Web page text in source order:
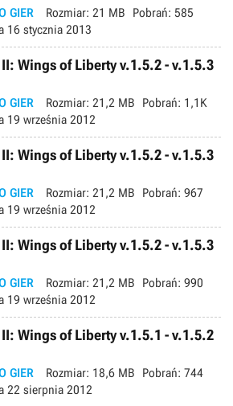
GIER Rozmiar: 21 MB Pobrań: 585
16 stycznia 2013
Wings of Liberty v.1.5.2 - v.1.5.3
GIER Rozmiar: 21,2 MB Pobrań: 1,1K
19 września 2012
Wings of Liberty v.1.5.2 - v.1.5.3
GIER Rozmiar: 21,2 MB Pobrań: 967
19 września 2012
Wings of Liberty v.1.5.2 - v.1.5.3
GIER Rozmiar: 21,2 MB Pobrań: 990
19 września 2012
Wings of Liberty v.1.5.1 - v.1.5.2
GIER Rozmiar: 18,6 MB Pobrań: 744
22 sierpnia 2012